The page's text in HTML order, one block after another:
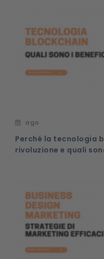
ago
Perché la tecnologia
rivoluzione e quali